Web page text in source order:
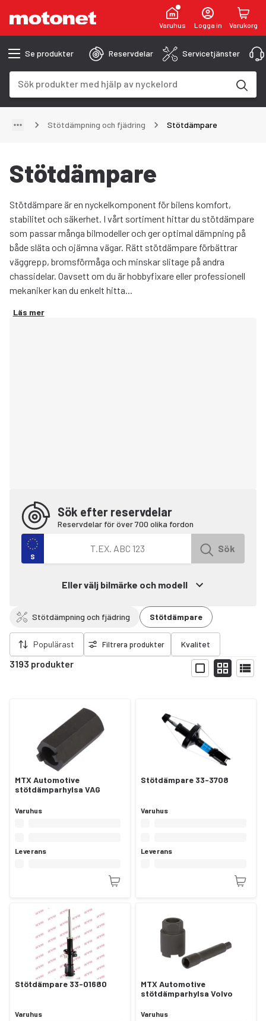
Varuhus Logga in Varukorg
Se produkter Reservdelar Servicetjänster
Stötdämpning och fjädring Stötdämpare
Stötdämpare
Stötdämpare är en nyckelkomponent för bilens komfort,
stabilitet och säkerhet. I vårt sortiment hittar du stötdämpare
som passar många bilmodeller och ger optimal dämpning på
både släta och ojämna vägar. Rätt stötdämpare förbättrar
väggrepp, bromsförmåga och minskar slitage på andra
chassidelar. Oavsett om du är hobbyfixare eller professionell
mekaniker kan du enkelt hitta...
Läs mer
Sök efter reservdelar
Reservdelar för över 700 olika fordon
S
Sök efter fordon med registreringsnummer
Sök
Eller välj bilmärke och modell
Stötdämpning och fjädring Stötdämpare
Populärast Filtrera produkter Kvalitet
3193 produkter
Visa
filter
MTX Automotive
stötdämparhylsa VAG
Varuhus
Leverans
Stötdämpare 33-3708
Varuhus
Leverans
Stötdämpare 33-01680
Varuhus
MTX Automotive
stötdämparhylsa Volvo
Varuhus